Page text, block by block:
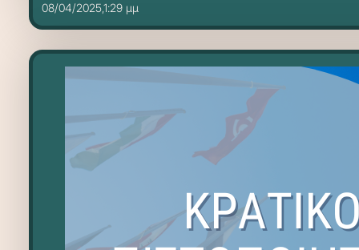
08/04/2025,1:29 μμ